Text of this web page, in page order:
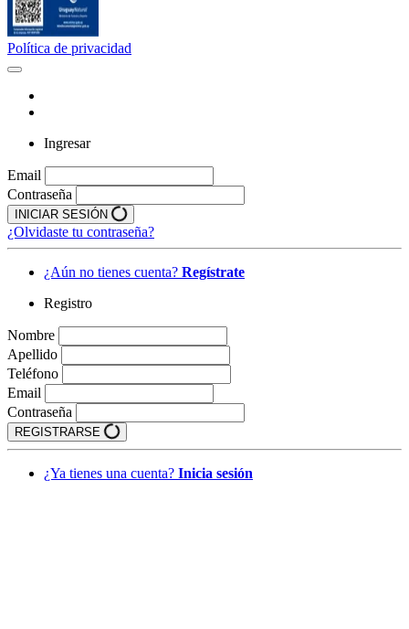
Política de privacidad
Ingresar
Email
Contraseña
INICIAR SESIÓN
¿Olvidaste tu contraseña?
¿Aún no tienes cuenta? Regístrate
Registro
Nombre
Apellido
Teléfono
Email
Contraseña
REGISTRARSE
¿Ya tienes una cuenta? Inicia sesión